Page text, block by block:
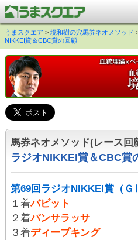
うまスクエア > 境和樹の穴馬券ネオメソッド
NIKKEI賞＆CBC賞の回顧
馬券ネオメソッド(レース回
ラジオNIKKEI賞＆CBC賞
第69回ラジオNIKKEI賞（Ｇ
１着バビット
２着パンサラッサ
３着ディープキング